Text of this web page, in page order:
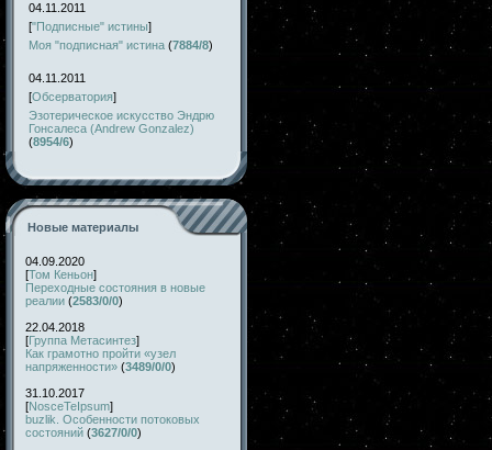
04.11.2011
["Подписные" истины]
Моя "подписная" истина (7884/8)
04.11.2011
[Обсерватория]
Эзотерическое искусство Эндрю
Гонсалеса (Andrew Gonzalez)
(8954/6)
Новые материалы
04.09.2020
[Том Кеньон]
Переходные состояния в новые
реалии (2583/0/0)
22.04.2018
[Группа Метасинтез]
Как грамотно пройти «узел
напряженности» (3489/0/0)
31.10.2017
[NosceTeIpsum]
buzlik. Особенности потоковых
состояний (3627/0/0)